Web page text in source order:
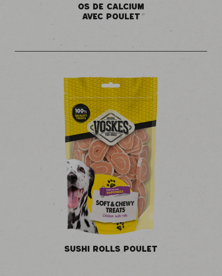
OS DE CALCIUM
AVEC POULET
SUSHI ROLLS POULET